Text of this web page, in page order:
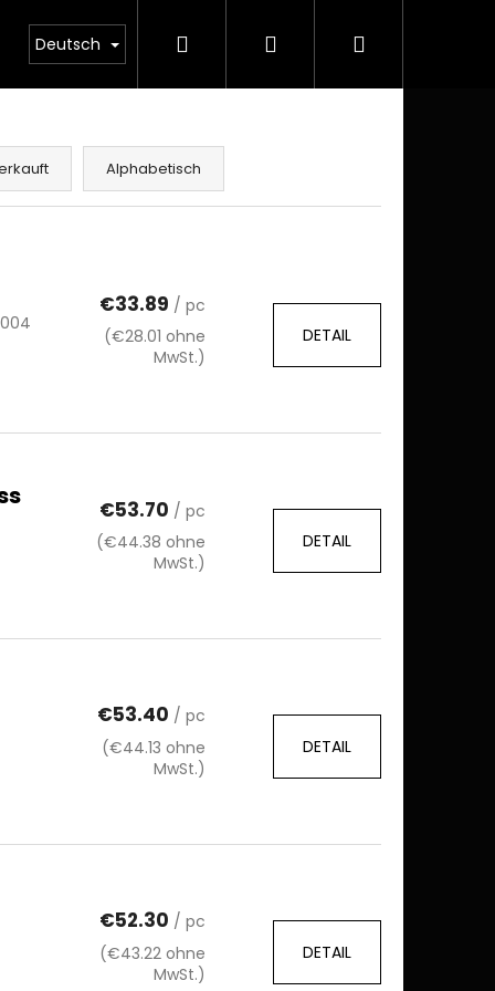
Deutsch SuchenLogin Warenkorb
Alphabetisch
€33.89 / pc
(€28.01 ohne
MwSt.)
DETAIL
€53.70 / pc
(€44.38 ohne
MwSt.)
DETAIL
€53.40 / pc
(€44.13 ohne
MwSt.)
DETAIL
€52.30 / pc
(€43.22 ohne
MwSt.)
DETAIL